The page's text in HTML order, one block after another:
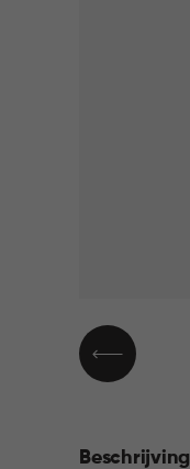
Beschrijving